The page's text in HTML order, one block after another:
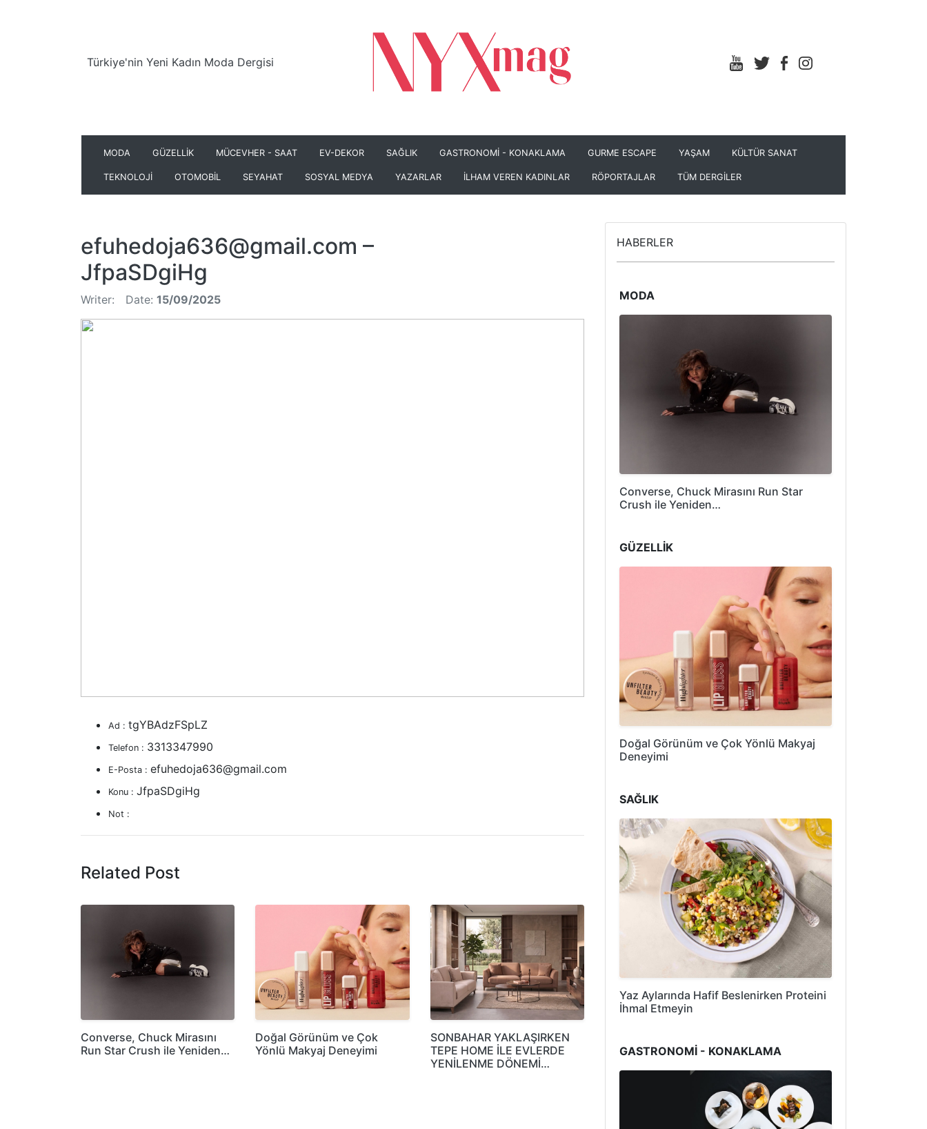
Türkiye'nin Yeni Kadın Moda Dergisi
MODA GÜZELLİK MÜCEVHER - SAAT EV-DEKOR SAĞLIK GASTRONOMİ - KONAKLAMA GURME ESCAPE YAŞAM KÜLTÜR SANAT
TEKNOLOJİ OTOMOBİL SEYAHAT SOSYAL MEDYA YAZARLAR İLHAM VEREN KADINLAR RÖPORTAJLAR TÜM DERGİLER
efuhedoja636@gmail.com –
JfpaSDgiHg
Writer: Date: 15/09/2025
Ad : tgYBAdzFSpLZ
Telefon : 3313347990
E-Posta : efuhedoja636@gmail.com
Konu : JfpaSDgiHg
Not :
Related Post
Converse, Chuck Mirasını
Run Star Crush ile Yeniden…
Doğal Görünüm ve Çok
Yönlü Makyaj Deneyimi
SONBAHAR YAKLAŞIRKEN
TEPE HOME İLE EVLERDE
YENİLENME DÖNEMİ…
HABERLER
MODA
Converse, Chuck Mirasını Run Star
Crush ile Yeniden…
GÜZELLİK
Doğal Görünüm ve Çok Yönlü Makyaj
Deneyimi
SAĞLIK
Yaz Aylarında Hafif Beslenirken Proteini
İhmal Etmeyin
GASTRONOMİ - KONAKLAMA